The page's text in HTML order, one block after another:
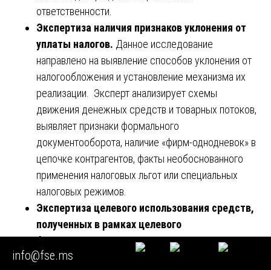
ответственности.
Экспертиза наличия признаков уклонения от
уплаты налогов. Данное исследование
направлено на выявление способов уклонения от
налогообложения и установление механизма их
реализации. Эксперт анализирует схемы
движения денежных средств и товарных потоков,
выявляет признаки формального
документооборота, наличие «фирм-однодневок» в
цепочке контрагентов, факты необоснованного
применения налоговых льгот или специальных
налоговых режимов.
Экспертиза целевого использования средств,
полученных в рамках целевого
финансирования.Данный вид исследования
проводится при проверке организаций,
info@fse.ms